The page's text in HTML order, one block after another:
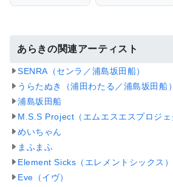
あらきの関連アーティスト
SENRA（センラ／浦島坂田船）
うらたぬき（浦田わたる／浦島坂田船）
浦島坂田船
M.S.S Project（エムエスエスプロジェ
めいちゃん
まふまふ
Element Sicks（エレメントシックス）
Eve（イヴ）